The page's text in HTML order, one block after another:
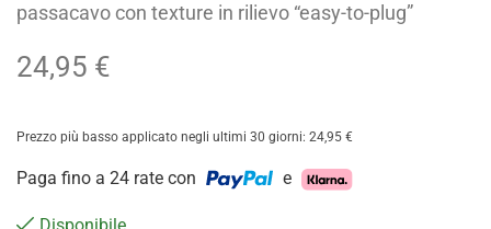
passacavo con texture in rilievo “easy-to-plug”
24,95 €
Prezzo più basso applicato negli ultimi 30 giorni: 24,95 €
Paga fino a 24 rate con e